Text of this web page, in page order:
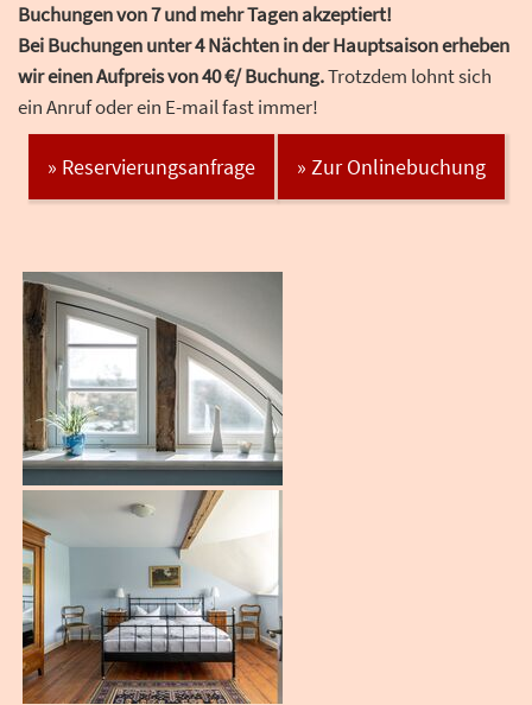
Buchungen von 7 und mehr Tagen akzeptiert!
Bei Buchungen unter 4 Nächten in der Hauptsaison erheben
wir einen Aufpreis von 40 €/ Buchung.Trotzdem lohnt sich
ein Anruf oder ein E-mail fast immer!
» Reservierungsanfrage » Zur Onlinebuchung